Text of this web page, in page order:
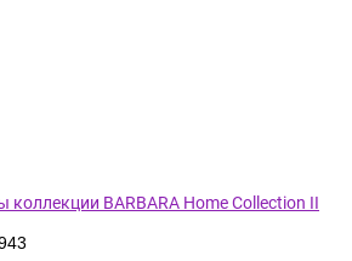
BARBARA Home Collection II